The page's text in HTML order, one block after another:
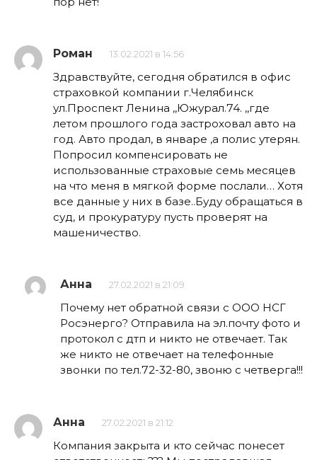
Роман 13.02.2021 в 14:56
Здравствуйте, сегодня обратился в офис
страховкой компании г.Челябинск
ул.Проспект Ленина ,,Южурал.74. ,,где
летом прошлого года застроховал авто на
год. Авто продал, в январе ,а полис утерян.
Попросил компенсировать не
использованные страховые семь месяцев
на что меня в мягкой форме послали… Хотя
все данные у них в базе..Буду обращаться в
суд, и прокуратуру пусть проверят на
машеничество.
Анна 27.02.2021 в 21:09
Почему нет обратной связи с ООО НСГ
Росэнерго? Отправила на эл.почту фото и
протокол с дтп и никто не отвечает. Так
же никто не отвечает на телефонные
звонки по тел.72-32-80, звоню с четверга!!!
Анна 27.02.2021 в 21:12
Компания закрыта и кто сейчас понесет